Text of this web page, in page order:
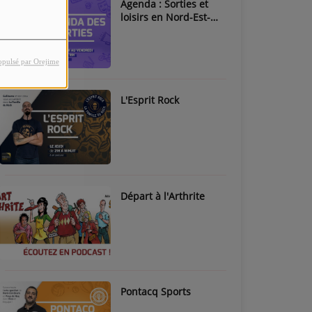
par Orejime
Agenda : Sorties et
loisirs en Nord-Est-
L'Esprit Rock
Départ à l'Arthrite
Pontacq Sports